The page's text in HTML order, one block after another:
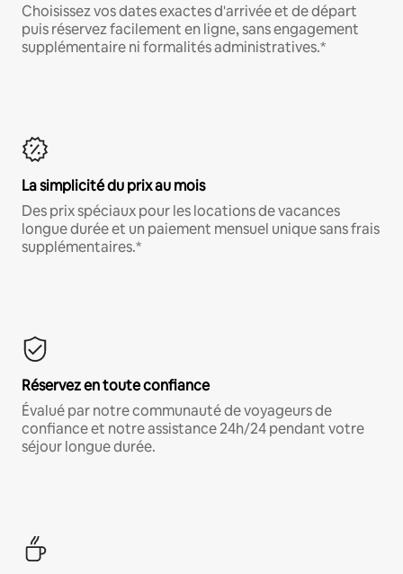
Choisissez vos dates exactes d'arrivée et de départ
puis réservez facilement en ligne, sans engagement
supplémentaire ni formalités administratives.*
La simplicité du prix au mois
Des prix spéciaux pour les locations de vacances
longue durée et un paiement mensuel unique sans frais
supplémentaires.*
Réservez en toute confiance
Évalué par notre communauté de voyageurs de
confiance et notre assistance 24h/24 pendant votre
séjour longue durée.